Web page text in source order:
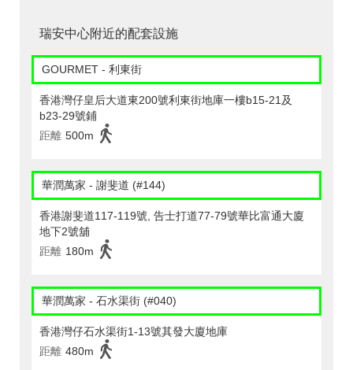
瑞安中心附近的配套設施
GOURMET - 利東街
香港灣仔皇后大道東200號利東街地庫一樓b15-21及
b23-29號鋪
距離 500m
華潤萬家 - 謝斐道 (#144)
香港謝斐道117-119號, 告士打道77-79號華比富通大廈
地下2號舖
距離 180m
華潤萬家 - 石水渠街 (#040)
香港灣仔石水渠街1-13號其發大廈地庫
距離 480m